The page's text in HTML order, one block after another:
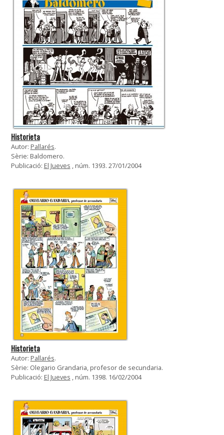
Historieta
Autor: Pallarés.
Sèrie: Baldomero.
Publicació: El Jueves , núm. 1393. 27/01/2004
Historieta
Autor: Pallarés.
Sèrie: Olegario Grandaria, profesor de secundaria.
Publicació: El Jueves , núm. 1398. 16/02/2004